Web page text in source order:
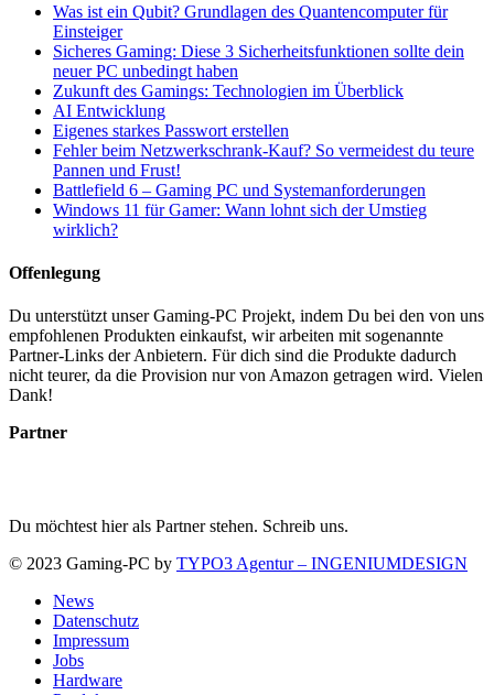
Was ist ein Qubit? Grundlagen des Quantencomputer für
Einsteiger
Sicheres Gaming: Diese 3 Sicherheitsfunktionen sollte dein
neuer PC unbedingt haben
Zukunft des Gamings: Technologien im Überblick
AI Entwicklung
Eigenes starkes Passwort erstellen
Fehler beim Netzwerkschrank-Kauf? So vermeidest du teure
Pannen und Frust!
Battlefield 6 – Gaming PC und Systemanforderungen
Windows 11 für Gamer: Wann lohnt sich der Umstieg
wirklich?
Offenlegung
Du unterstützt unser Gaming-PC Projekt, indem Du bei den von uns
empfohlenen Produkten einkaufst, wir arbeiten mit sogenannte
Partner-Links der Anbietern. Für dich sind die Produkte dadurch
nicht teurer, da die Provision nur von Amazon getragen wird. Vielen
Dank!
Partner
Du möchtest hier als Partner stehen. Schreib uns.
© 2023 Gaming-PC by TYPO3 Agentur – INGENIUMDESIGN
News
Datenschutz
Impressum
Jobs
Hardware